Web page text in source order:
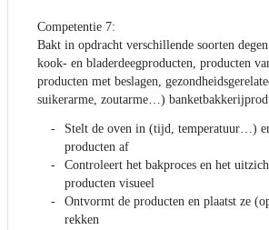
Competentie 7:
Bakt in opdracht verschillende soorten
kook- en bladerdeegproducten, producten
producten met beslagen,
suikerarme, zoutarme…)
Stelt de oven in (tijd, temperatuur…)
producten af
Controleert het bakproces en het
producten visueel
Ontvormt de producten en plaatst ze
rekken